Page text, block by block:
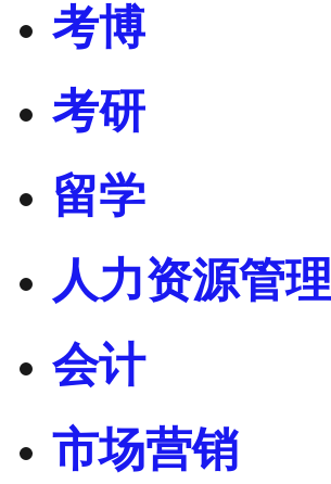
考博
考研
留学
人力资源管理
会计
市场营销